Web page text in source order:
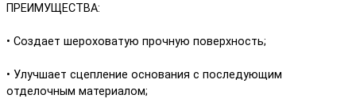
ПРЕИМУЩЕСТВА:
• Создает шероховатую прочную поверхность;
• Улучшает сцепление основания с последующим
отделочным материалом;